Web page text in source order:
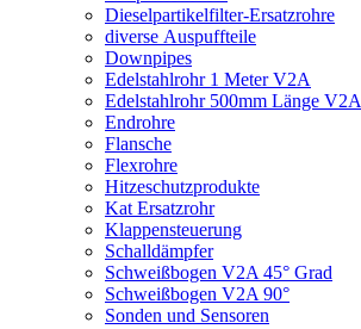
Dieselpartikelfilter-Ersatzrohre
diverse Auspuffteile
Downpipes
Edelstahlrohr 1 Meter V2A
Edelstahlrohr 500mm Länge V2A
Endrohre
Flansche
Flexrohre
Hitzeschutzprodukte
Kat Ersatzrohr
Klappensteuerung
Schalldämpfer
Schweißbogen V2A 45° Grad
Schweißbogen V2A 90°
Sonden und Sensoren